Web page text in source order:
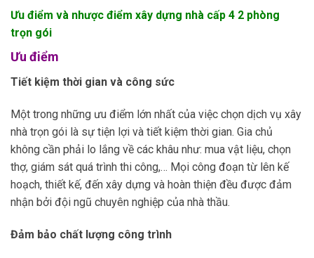
Ưu điểm và nhược điểm xây dựng nhà cấp 4 2 phòng
trọn gói
Ưu điểm
Tiết kiệm thời gian và công sức
Một trong những ưu điểm lớn nhất của việc chọn dịch vụ xây
nhà trọn gói là sự tiện lợi và tiết kiệm thời gian. Gia chủ
không cần phải lo lắng về các khâu như: mua vật liệu, chọn
thợ, giám sát quá trình thi công,… Mọi công đoạn từ lên kế
hoạch, thiết kế, đến xây dựng và hoàn thiện đều được đảm
nhận bởi đội ngũ chuyên nghiệp của nhà thầu.
Đảm bảo chất lượng công trình